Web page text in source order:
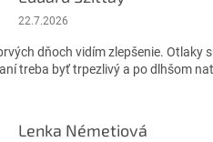
Hodnotenie obchodu je 5 z 5
22.7.2026
dňoch vidím zlepšenie. Otlaky
treba byť trpezlivý a po dlhšom
Lenka Németiová